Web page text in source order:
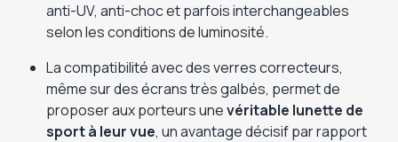
anti-UV, anti-choc et parfois interchangeables
selon les conditions de luminosité.
La compatibilité avec des verres correcteurs,
même sur des écrans très galbés, permet de
proposer aux porteurs unevéritable lunette de
sport à leur vue, un avantage décisif par rapport